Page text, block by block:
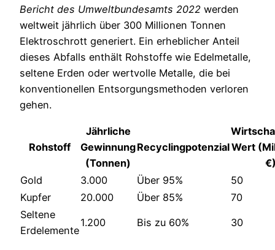
Bericht des Umweltbundesamts 2022 werden
weltweit jährlich über 300 Millionen Tonnen
Elektroschrott generiert. Ein erheblicher Anteil
dieses Abfalls enthält Rohstoffe wie Edelmetalle,
seltene Erden oder wertvolle Metalle, die bei
konventionellen Entsorgungsmethoden verloren
gehen.
Rohstoff
Jährliche
Gewinnung
(Tonnen)
RecyclingpotenzialWert
Gold
3.000 Über 95%
50
Kupfer
20.000 Über 85%
70
Seltene
Erdelemente
1.200 Bis zu 60% 30